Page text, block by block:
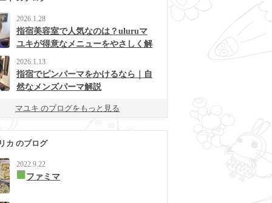
2026.1.28
指宿美容室で人気なのは？uluruマ
ユキが得意なメニューをやさしく解
2026.1.13
指宿でピンパーマをかけるなら｜自
然なメンズパーマ解説
マユキ のブログをもっと見る
カ のブログ
2022.9.22
ファミマ